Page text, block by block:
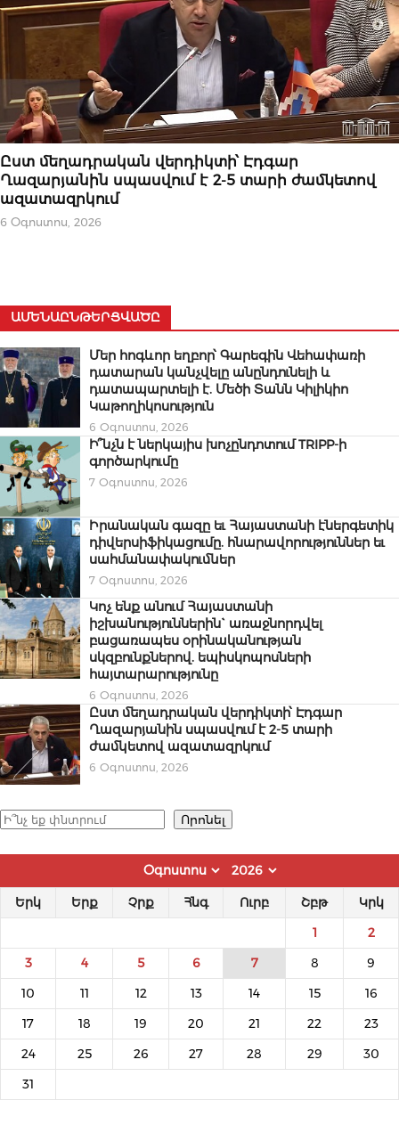
ԿԱՐԵՎՈՐԸ
Ըստ մեղադրական վերդիկտի՝ Էդգար
Ղազարյանին սպասվում է 2-5 տարի ժամկետով
ազատազրկում
6 Օգոստոս, 2026
ԱՄԵՆԱԸՆԹԵՐՑՎԱԾԸ
Մեր հոգևոր եղբոր՝ Գարեգին Վեհափառի
դատարան կանչվելը անընդունելի և
դատապարտելի է. Մեծի Տանն Կիլիկիո
Կաթողիկոսություն
6 Օգոստոս, 2026
Ի՞նչն է ներկայիս խոչընդոտում TRIPP-ի
գործարկումը
7 Օգոստոս, 2026
Իրանական գազը եւ Հայաստանի էներգետիկ
դիվերսիֆիկացումը. հնարավորություններ եւ
սահմանափակումներ
7 Օգոստոս, 2026
Կոչ ենք անում Հայաստանի
իշխանություններին` առաջնորդվել
բացառապես օրինականության
սկզբունքներով. եպիսկոպոսների
հայտարարությունը
6 Օգոստոս, 2026
Ըստ մեղադրական վերդիկտի՝ Էդգար
Ղազարյանին սպասվում է 2-5 տարի
ժամկետով ազատազրկում
6 Օգոստոս, 2026
Որոնել Որոնել
Երկ Երք Չրք Հնգ Ուրբ Շբթ Կրկ
1 2
3 4 5 6 7 8 9
10 11 12 13 14 15 16
17 18 19 20 21 22 23
24 25 26 27 28 29 30
31